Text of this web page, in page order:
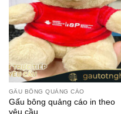
GẤU BÔNG QUẢNG CÁO
Gấu bông quảng cáo in theo
yêu cầu